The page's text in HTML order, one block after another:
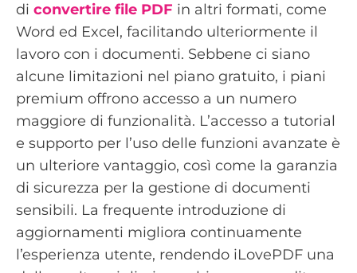
di convertire file PDF in altri formati, come
Word ed Excel, facilitando ulteriormente il
lavoro con i documenti. Sebbene ci siano
alcune limitazioni nel piano gratuito, i piani
premium offrono accesso a un numero
maggiore di funzionalità. L’accesso a tutorial
e supporto per l’uso delle funzioni avanzate è
un ulteriore vantaggio, così come la garanzia
di sicurezza per la gestione di documenti
sensibili. La frequente introduzione di
aggiornamenti migliora continuamente
l’esperienza utente, rendendo iLovePDF una